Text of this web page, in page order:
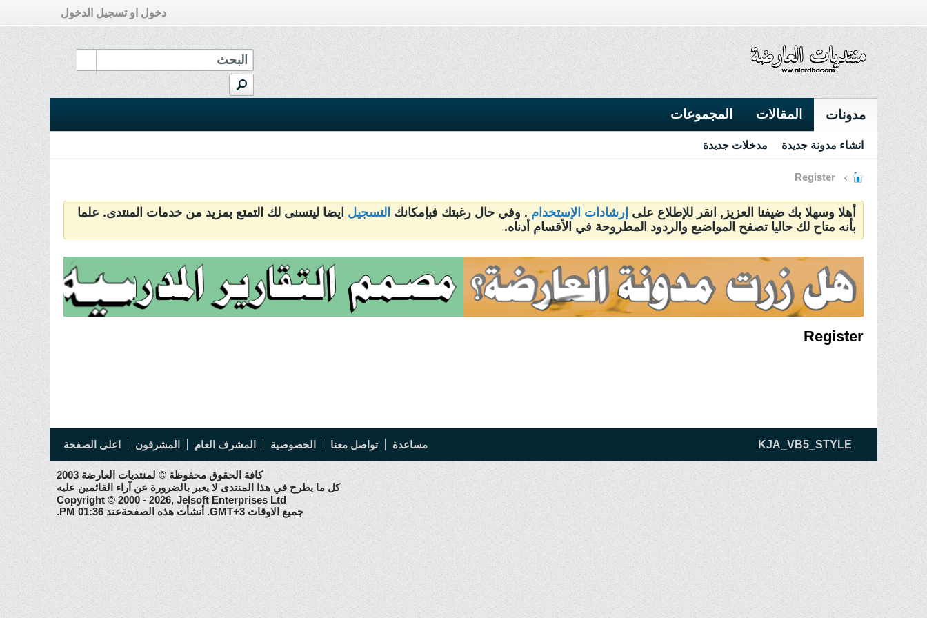
دخول او تسجيل الدخول
مدونات المقالات المجموعات
انشاء مدونة جديدة مدخلات جديدة
Register
أهلا وسهلا بك ضيفنا العزيز, انقر للإطلاع على إرشادات الإستخدام . وفي حال رغبتك فبإمكانك التسجيل ايضا ليتسنى لك التمتع بمزيد من خدمات المنتدى. علما
بأنه متاح لك حاليا تصفح المواضيع والردود المطروحة في الأقسام أدناه.
Register
KJA_VB5_STYLE مساعدة تواصل معنا الخصوصية المشرف العام المشرفون اعلى الصفحة
كافة الحقوق محفوظة © لمنتديات العارضة 2003
كل ما يطرح في هذا المنتدى لا يعبر بالضرورة عن آراء القائمين عليه
Copyright © 2000 - 2026, Jelsoft Enterprises Ltd
جميع الاوقات GMT+3. أنشأت هذه الصفحةعند 01:36 PM.